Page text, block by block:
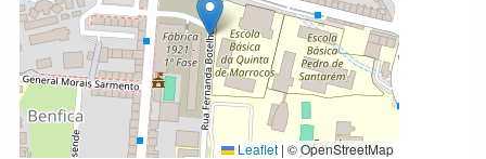
Leaflet | © OpenStreetMap